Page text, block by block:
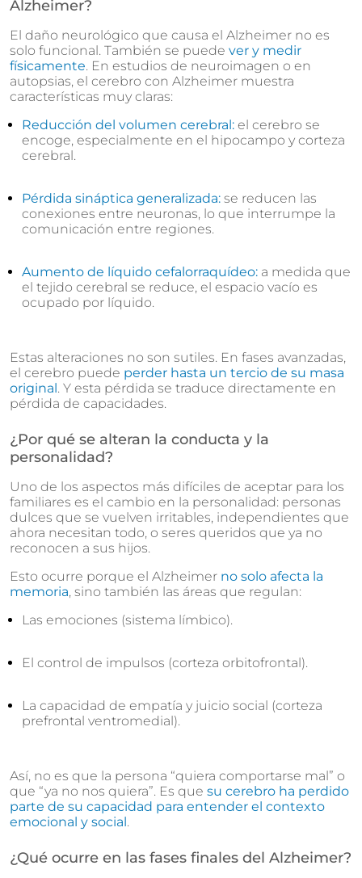
Alzheimer?
El daño neurológico que causa el Alzheimer no es
solo funcional. También se puede ver y medir
físicamente. En estudios de neuroimagen o en
autopsias, el cerebro con Alzheimer muestra
características muy claras:
Reducción del volumen cerebral: el cerebro se
encoge, especialmente en el hipocampo y corteza
cerebral.
Pérdida sináptica generalizada: se reducen las
conexiones entre neuronas, lo que interrumpe la
comunicación entre regiones.
Aumento de líquido cefalorraquídeo: a medida que
el tejido cerebral se reduce, el espacio vacío es
ocupado por líquido.
Estas alteraciones no son sutiles. En fases avanzadas,
el cerebro puede perder hasta un tercio de su masa
original. Y esta pérdida se traduce directamente en
pérdida de capacidades.
¿Por qué se alteran la conducta y la
personalidad?
Uno de los aspectos más difíciles de aceptar para los
familiares es el cambio en la personalidad: personas
dulces que se vuelven irritables, independientes que
ahora necesitan todo, o seres queridos que ya no
reconocen a sus hijos.
Esto ocurre porque el Alzheimer no solo afecta la
memoria, sino también las áreas que regulan:
Las emociones (sistema límbico).
El control de impulsos (corteza orbitofrontal).
La capacidad de empatía y juicio social (corteza
prefrontal ventromedial).
Así, no es que la persona “quiera comportarse mal” o
que “ya no nos quiera”. Es que su cerebro ha perdido
parte de su capacidad para entender el contexto
emocional y social.
¿Qué ocurre en las fases finales del Alzheimer?